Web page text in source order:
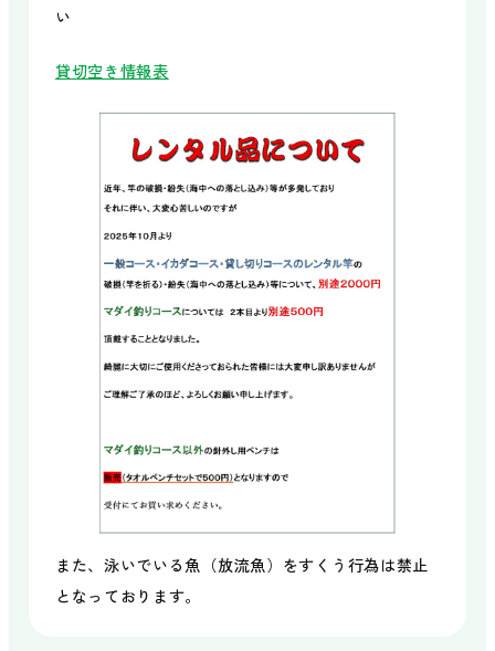
い
貸切空き情報表
また、泳いでいる魚（放流魚）をすくう行為は禁止
となっております。